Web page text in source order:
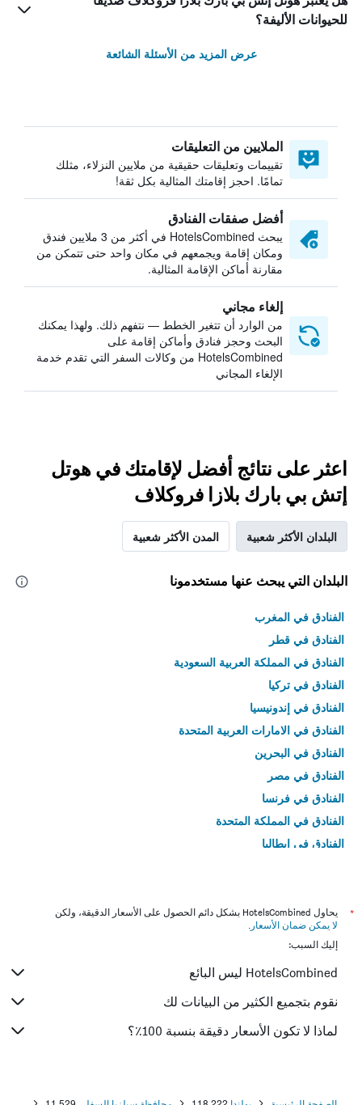
للحيوانات الأليفة؟
عرض المزيد من الأسئلة الشائعة
الملايين من التعليقات
تقييمات وتعليقات حقيقية من ملايين النزلاء، مثلك
تمامًا. احجز إقامتك المثالية بكل ثقة!
أفضل صفقات الفنادق
يبحث HotelsCombined في أكثر من 3 ملايين فندق
ومكان إقامة ويجمعهم في مكان واحد حتى تتمكن من
مقارنة أماكن الإقامة المثالية.
إلغاء مجاني
من الوارد أن تتغير الخطط — نتفهم ذلك. ولهذا يمكنك
البحث وحجز فنادق وأماكن إقامة على
HotelsCombined من وكالات السفر التي تقدم خدمة
الإلغاء المجاني
اعثر على نتائج أفضل لإقامتك في هوتل
إتش بي بارك بلازا فروكلاف
البلدان الأكثر شعبية المدن الأكثر شعبية
البلدان التي يبحث عنها مستخدمونا
الفنادق في المغرب
الفنادق في قطر
الفنادق في المملكة العربية السعودية
الفنادق في تركيا
الفنادق في إندونيسيا
الفنادق في الامارات العربية المتحدة
الفنادق في البحرين
الفنادق في مصر
الفنادق في فرنسا
الفنادق في المملكة المتحدة
الفنادق في إيطاليا
*
يحاول HotelsCombined بشكل دائم الحصول على الأسعار الدقيقة، ولكن
لا يمكن ضمان الأسعار .
إليك السبب:
HotelsCombined ليس البائع
نقوم بتجميع الكثير من البيانات لك
لماذا لا تكون الأسعار دقيقة بنسبة 100٪؟